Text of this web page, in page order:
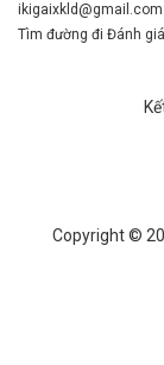
ikigaixkld@gmail.com
Tìm đường đi Đánh
Copyright ©